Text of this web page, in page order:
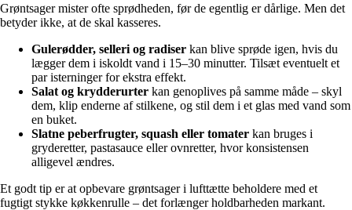
Grøntsager mister ofte sprødheden, før de egentlig er dårlige. Men det
betyder ikke, at de skal kasseres.
Gulerødder, selleri og radiser kan blive sprøde igen, hvis du
lægger dem i iskoldt vand i 15–30 minutter. Tilsæt eventuelt et
par isterninger for ekstra effekt.
Salat og krydderurter kan genoplives på samme måde – skyl
dem, klip enderne af stilkene, og stil dem i et glas med vand som
en buket.
Slatne peberfrugter, squash eller tomater kan bruges i
gryderetter, pastasauce eller ovnretter, hvor konsistensen
alligevel ændres.
Et godt tip er at opbevare grøntsager i lufttætte beholdere med et
fugtigt stykke køkkenrulle – det forlænger holdbarheden markant.